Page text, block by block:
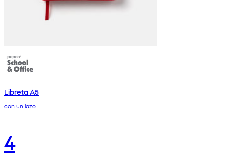
Libreta A5
con un lazo
4